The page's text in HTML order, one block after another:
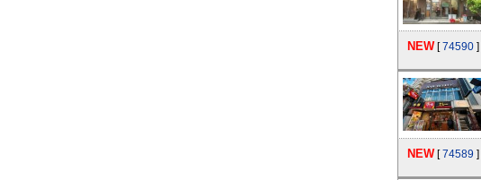
NEW [74590 ]
NEW [74589 ]